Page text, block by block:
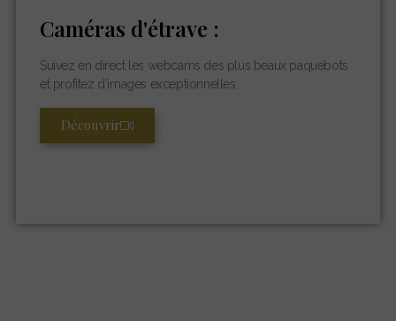
Caméras d'étrave :
Suivez en direct les webcams des plus beaux paquebots
et profitez d’images exceptionnelles.
Découvrir